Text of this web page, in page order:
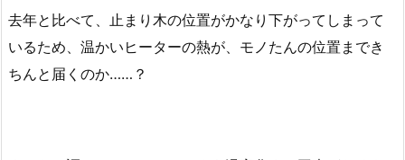
去年と比べて、止まり木の位置がかなり下がってしまって
いるため、温かいヒーターの熱が、モノたんの位置までき
ちんと届くのか……？